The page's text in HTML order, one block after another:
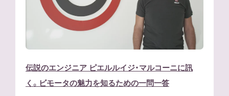
伝説のエンジニア ピエルルイジ・マルコーニに訊
く。ビモータの魅力を知るための一問一答